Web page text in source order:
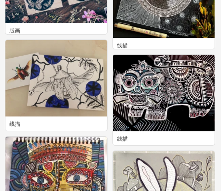
线描
0
线描
0
版画
2
线描